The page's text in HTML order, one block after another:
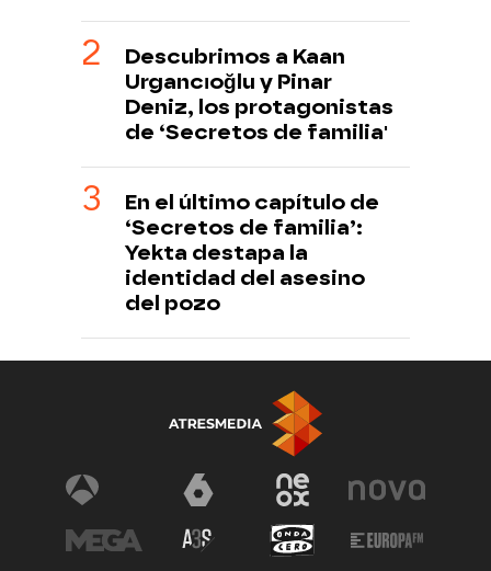
Descubrimos a Kaan
Urgancıoğlu y Pinar
Deniz, los protagonistas
de ‘Secretos de familia'
En el último capítulo de
‘Secretos de familia’:
Yekta destapa la
identidad del asesino
del pozo